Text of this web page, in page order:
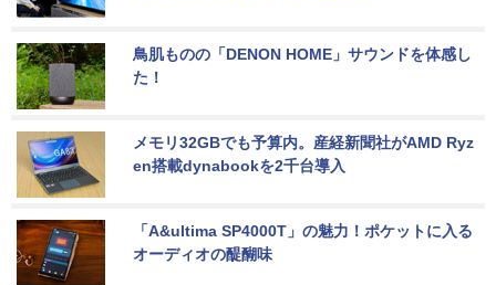
鳥肌ものの「DENON HOME」サウンドを体感し
た！
メモリ32GBでも予算内。産経新聞社がAMD Ryz
en搭載dynabookを2千台導入
「A&ultima SP4000T」の魅力！ポケットに入る
オーディオの醍醐味